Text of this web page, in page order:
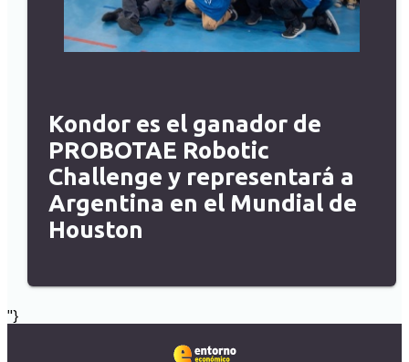
Kondor es el ganador de
PROBOTAE Robotic
Challenge y representará a
Argentina en el Mundial de
Houston
"}